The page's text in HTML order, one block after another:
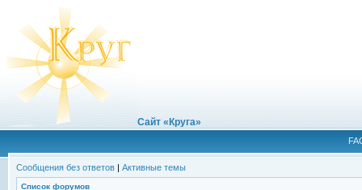
Сайт «Круга»
Сообщения без ответов | Активные темы
Список форумов